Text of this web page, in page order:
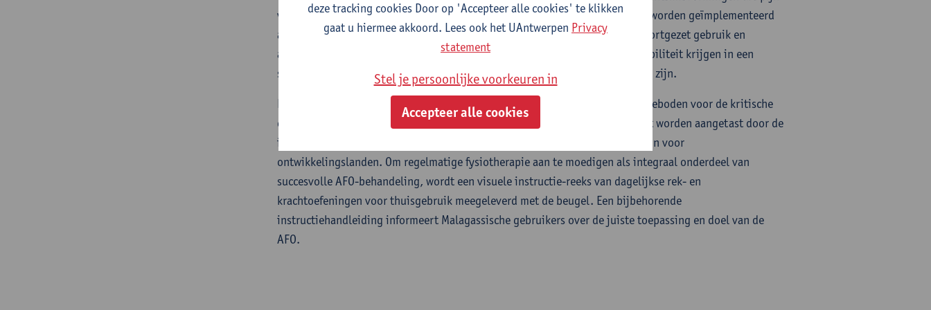
veroorzaken, wordt voorkomen. Het kan vanaf een jonge leeftijd (twee jaar) worden geïmplementeerd
als preventieve behandeling om maximale resultaten te bekomen. Bij het voortgezet gebruik en
afhankelijk van de ernst van de aandoening, kan een kind onafhankelijke mobiliteit krijgen in een
samenleving waar uitsluiting en stigmatisering waarschijnlijke alternatieven zijn.
Er worden bij de Tsikelikeli nacht AFO verschillende ontwerpmogelijkheden geboden voor de kritische
componenten van de beugel, zodat de kwaliteit en medische effectiviteit niet worden aangetast door de
inconsistente beschikbaarheid van materiaal en expertise die kenmerkend zijn voor
ontwikkelingslanden. Om regelmatige fysiotherapie aan te moedigen als integraal onderdeel van
succesvolle AFO-behandeling, wordt een visuele instructie-reeks van dagelijkse rek- en
krachtoefeningen voor thuisgebruik meegeleverd met de beugel. Een bijbehorende
instructiehandleiding informeert Malagassische gebruikers over de juiste toepassing en doel van de
AFO.
deze tracking cookies Door op 'Accepteer alle cookies' te klikken
gaat u hiermee akkoord. Lees ook het UAntwerpen Privacy
statement
Stel je persoonlijke voorkeuren in
Accepteer alle cookies